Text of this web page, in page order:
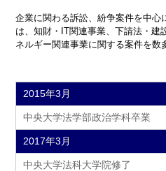
企業に関わる訴訟、紛争案件を中
は、知財・IT関連事業、下請法・建
ネルギー関連事業に関する案件を数
2015年3月
中央大学法学部政治学科卒業
2017年3月
中央大学法科大学院修了